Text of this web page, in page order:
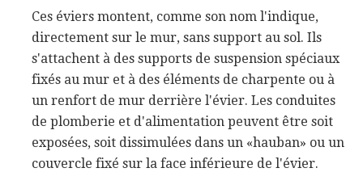
Ces éviers montent, comme son nom l'indique,
directement sur le mur, sans support au sol. Ils
s'attachent à des supports de suspension spéciaux
fixés au mur et à des éléments de charpente ou à
un renfort de mur derrière l'évier. Les conduites
de plomberie et d'alimentation peuvent être soit
exposées, soit dissimulées dans un «hauban» ou un
couvercle fixé sur la face inférieure de l'évier.